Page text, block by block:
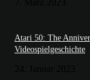
Atari 50: The
Videospielgeschichte